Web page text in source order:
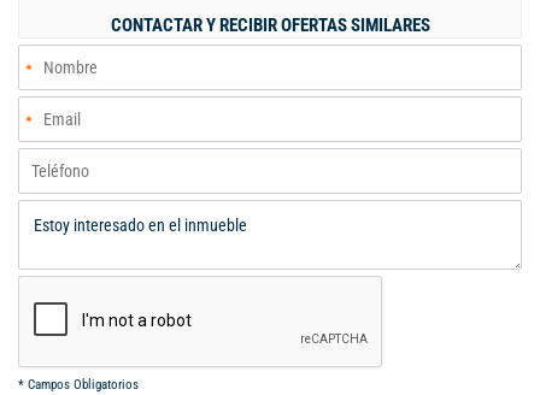
para una habitación con baño privado al lado de la cocina,
Segundo piso: dos habitaciones principal con baño, la auxiliar
ya tiene la plancha para la ampliación y el balcón, un baño de
alcobas, Holl. A una cuadra de la vía principal del barrio q se
caracteriza por sus amplias zonas verdes y parques para
recreación, cerca a registraduría, patinodromo, canchas
multiples, juegos para niños, gimnasio público, senseros de
atletismo, comercio y transporte público.(SBI-LG)
CONTACTAR Y RECIBIR OFERTAS SIMILARES
* Campos Obligatorios